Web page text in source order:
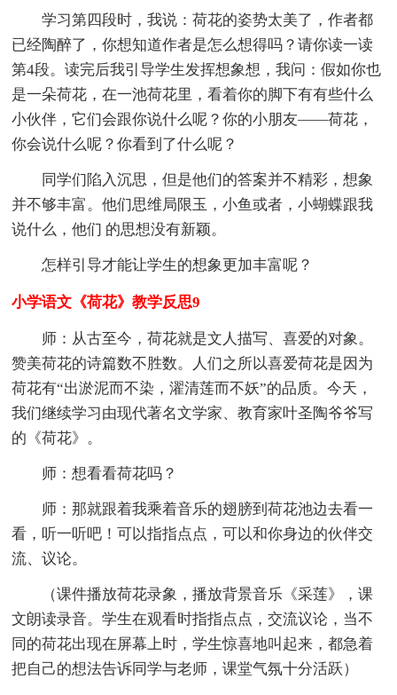
学习第四段时，我说：荷花的姿势太美了，作者都
已经陶醉了，你想知道作者是怎么想得吗？请你读一读
第4段。读完后我引导学生发挥想象想，我问：假如你也
是一朵荷花，在一池荷花里，看着你的脚下有有些什么
小伙伴，它们会跟你说什么呢？你的小朋友——荷花，
你会说什么呢？你看到了什么呢？
同学们陷入沉思，但是他们的答案并不精彩，想象
并不够丰富。他们思维局限玉，小鱼或者，小蝴蝶跟我
说什么，他们 的思想没有新颖。
怎样引导才能让学生的想象更加丰富呢？
小学语文《荷花》教学反思9
师：从古至今，荷花就是文人描写、喜爱的对象。
赞美荷花的诗篇数不胜数。人们之所以喜爱荷花是因为
荷花有“出淤泥而不染，濯清莲而不妖”的品质。今天，
我们继续学习由现代著名文学家、教育家叶圣陶爷爷写
的《荷花》。
师：想看看荷花吗？
师：那就跟着我乘着音乐的翅膀到荷花池边去看一
看，听一听吧！可以指指点点，可以和你身边的伙伴交
流、议论。
（课件播放荷花录象，播放背景音乐《采莲》，课
文朗读录音。学生在观看时指指点点，交流议论，当不
同的荷花出现在屏幕上时，学生惊喜地叫起来，都急着
把自己的想法告诉同学与老师，课堂气氛十分活跃）